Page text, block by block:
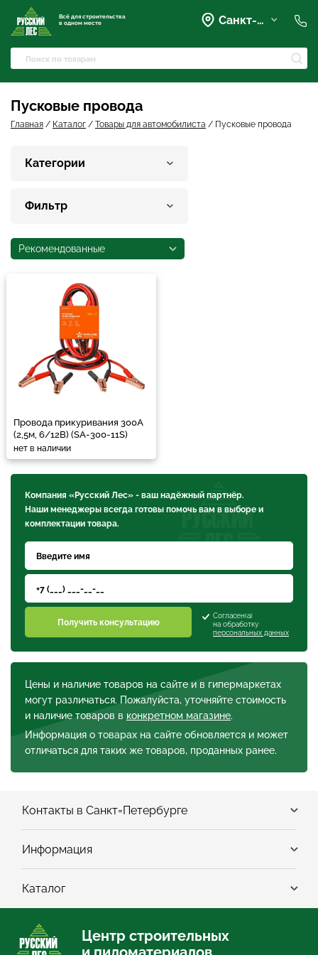
Всё для строительства
в одном месте
Санкт-Петербург
+7 (903) 684-62-00
Пусковые провода
Главная / Каталог / Товары для автомобилиста / Пусковые провода
Категории
Фильтр
Рекомендованные
Провода прикуривания 300А
(2,5м, 6/12В) (SA-300-11S)
нет в наличии
Цены и наличие товаров на сайте и в гипермаркетах
могут различаться. Пожалуйста, уточняйте стоимость
и наличие товаров в конкретном магазине.
Информация о товарах на сайте обновляется и может
отличаться для таких же товаров, проданных ранее.
Компания «Русский Лес» - ваш надёжный партнёр.
Наши менеджеры всегда готовы помочь вам в выборе и
комплектации товара.
Получить консультацию
Согласен(а)
на обработку
персональных данных
Контакты в Санкт=Петербурге
Информация
Каталог
Центр строительных